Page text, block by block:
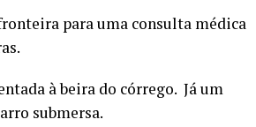
para uma consulta médica
à beira do córrego. Já um
submersa.